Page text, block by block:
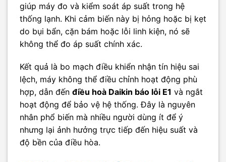
giúp máy đo và kiểm soát áp suất trong hệ
thống lạnh. Khi cảm biến này bị hỏng hoặc bị kẹt
do bụi bẩn, cặn bám hoặc lỗi linh kiện, nó sẽ
không thể đo áp suất chính xác.
Kết quả là bo mạch điều khiển nhận tín hiệu sai
lệch, máy không thể điều chỉnh hoạt động phù
hợp, dẫn đến điều hoà Daikin báo lỗi E1 và ngắt
hoạt động để bảo vệ hệ thống. Đây là nguyên
nhân phổ biến mà nhiều người dùng ít để ý
nhưng lại ảnh hưởng trực tiếp đến hiệu suất và
độ bền của điều hòa.